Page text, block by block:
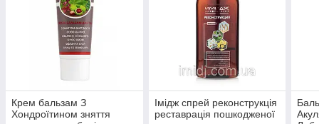
Крем бальзам З
Хондроїтином зняття
Імідж спрей реконструкція
реставрація пошкодженої